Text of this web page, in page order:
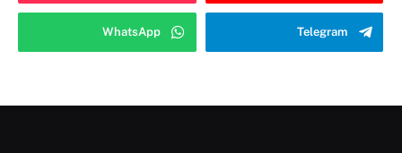
Telegram
WhatsApp